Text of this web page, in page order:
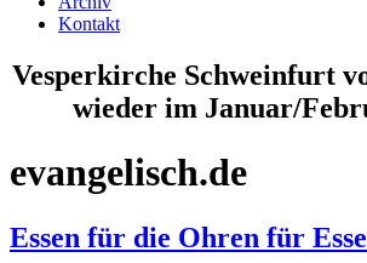
Kontakt
Vesperkirche Schweinfurt
wieder im Januar/
evangelisch.de
Essen für die Ohren für